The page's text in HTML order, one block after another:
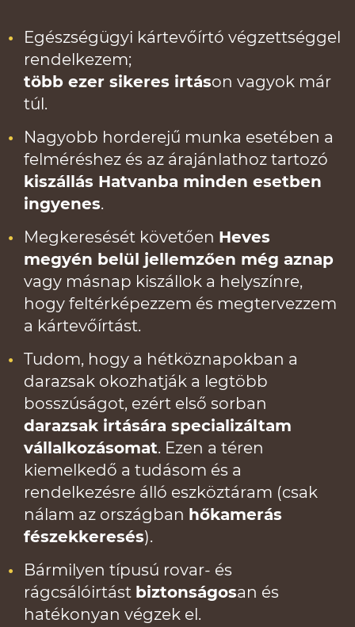
Egészségügyi kártevőírtó végzettséggel
rendelkezem;
több ezer sikeres irtáson vagyok már
túl.
Nagyobb horderejű munka esetében a
felméréshez és az árajánlathoz tartozó
kiszállás Hatvanba minden esetben
ingyenes.
Megkeresését követően Heves
megyén belül jellemzően még aznap
vagy másnap kiszállok a helyszínre,
hogy feltérképezzem és megtervezzem
a kártevőírtást.
Tudom, hogy a hétköznapokban a
darazsak okozhatják a legtöbb
bosszúságot, ezért első sorban
darazsak irtására specializáltam
vállalkozásomat. Ezen a téren
kiemelkedő a tudásom és a
rendelkezésre álló eszköztáram (csak
nálam az országban hőkamerás
fészekkeresés).
Bármilyen típusú rovar- és
rágcsálóirtást biztonságosan és
hatékonyan végzek el.